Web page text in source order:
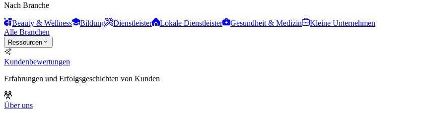
Nach Branche
Beauty & Wellness Bildung Dienstleister Lokale Dienstleister Gesundheit & Medizin
Kleine Unternehmen
Alle Branchen
Ressourcen
Kundenbewertungen
Erfahrungen und Erfolgsgeschichten von Kunden
Über uns